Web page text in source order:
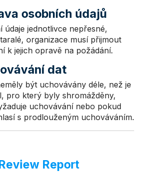
osobních údajů
údaje jednotlivce nepřesné,
organizace musí přijmout
k jejich opravě na požádání.
dat
být uchovávány déle, než je
pro který byly shromážděny,
uchovávání nebo pokud
s prodlouženým uchováváním.
Report